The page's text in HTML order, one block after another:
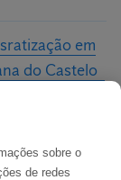
em
do Castelo
em
Nova de
sobre o
de redes